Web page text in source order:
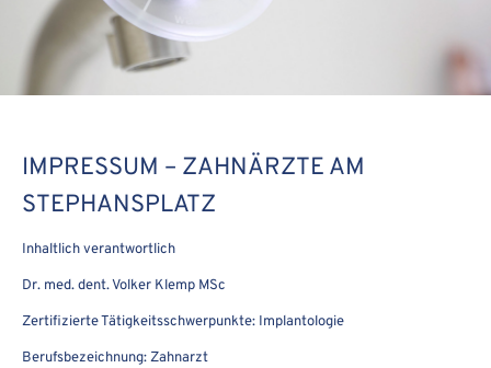
IMPRESSUM – ZAHNÄRZTE AM
STEPHANSPLATZ
Inhaltlich verantwortlich
Dr. med. dent. Volker Klemp MSc
Zertifizierte Tätigkeitsschwerpunkte: Implantologie
Berufsbezeichnung: Zahnarzt